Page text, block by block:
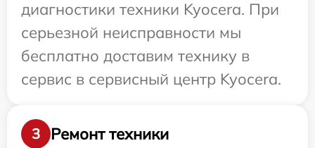
диагностики техники Kyocera. При
серьезной неисправности мы
бесплатно доставим технику в
сервис в сервисный центр Kyocera.
3
Ремонт техники